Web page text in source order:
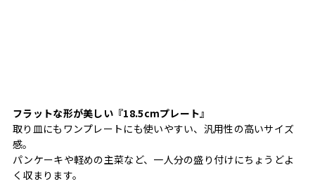
フラットな形が美しい『18.5cmプレート』
取り皿にもワンプレートにも使いやすい、汎用性の高いサイズ
感。
パンケーキや軽めの主菜など、一人分の盛り付けにちょうどよ
く収まります。